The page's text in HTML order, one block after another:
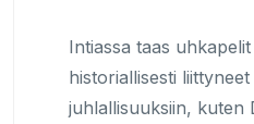
Intiassa taas
historiallisesti
juhlallisuuksiin, kuten